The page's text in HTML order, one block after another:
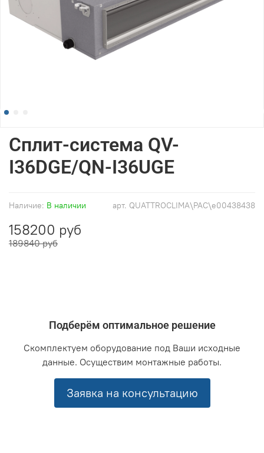
арт. QUATTROCLIMA\PAC\e00438438
Наличие: В наличии
Сплит-система QV-
I36DGE/QN-I36UGE
158200 руб
189840 руб
Подберём оптимальное решение
Скомплектуем оборудование под Ваши исходные
данные. Осуществим монтажные работы.
Заявка на консультацию